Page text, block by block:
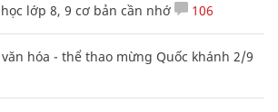
lớp 8, 9 cơ bản cần nhớ 106
hóa - thể thao mừng Quốc khánh 2/9